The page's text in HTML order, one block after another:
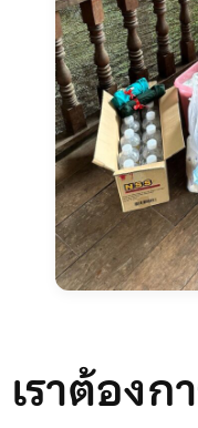
เราต้อง